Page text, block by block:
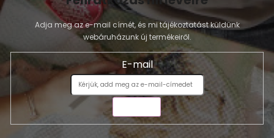
Adja meg az e-mail címét, és mi tájékoztatást küldünk
webáruházunk új termékeiről.
E-mail